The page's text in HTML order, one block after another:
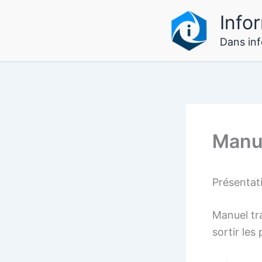
Dans
Manuel
sortir les